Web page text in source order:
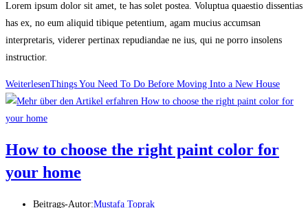
Lorem ipsum dolor sit amet, te has solet postea. Voluptua quaestio dissentias
has ex, no eum aliquid tibique petentium, agam mucius accumsan
interpretaris, viderer pertinax repudiandae ne ius, qui ne porro insolens
instructior.
WeiterlesenThings You Need To Do Before Moving Into a New House
How to choose the right paint color for
your home
Beitrags-Autor:Mustafa Toprak